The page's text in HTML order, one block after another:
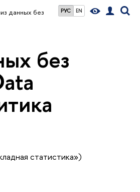
РУС EN
данных без
без
статистика»)